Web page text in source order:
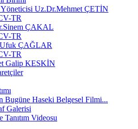
Uz.Dr.Mehmet ÇETİN
TR
ÇAKAL
TR
ÇAĞLAR
TR
Galip KESKİN
Bugüne Haseki Belgesel Filmi...
Galerisi
Tanıtım Videosu